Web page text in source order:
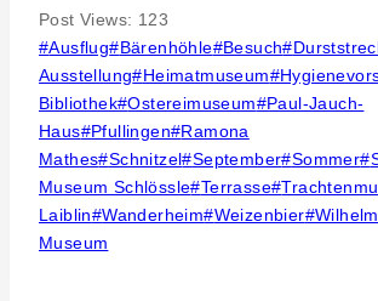
Post Views: 123
Post
Tags:
#Ausflug#Bärenhöhle#Besuch#
Ausstellung#Heimatmuseum#
Bibliothek#Ostereimuseum#Paul-Jauch-
Haus#Pfullingen#Ramona
Mathes#Schnitzel#September#Sommer#
Museum Schlössle#Terrasse#
Laiblin#Wanderheim#Weizenbier#
Museum